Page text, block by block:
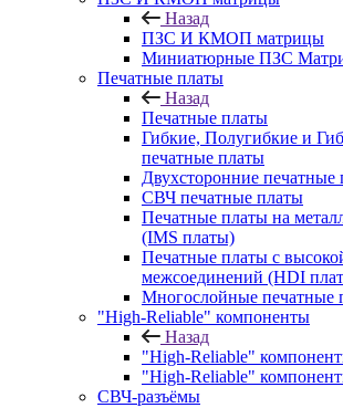
Назад
ПЗС И КМОП матрицы
Миниатюрные ПЗС
Печатные платы
Назад
Печатные платы
Гибкие, Полугибкие и
печатные платы
Двухсторонние печатные
СВЧ печатные платы
Печатные платы на
(IMS платы)
Печатные платы с
межсоединений (HDI
Многослойные печатные
"High-Reliable" компоненты
Назад
"High-Reliable"
"High-Reliable"
СВЧ-разъёмы